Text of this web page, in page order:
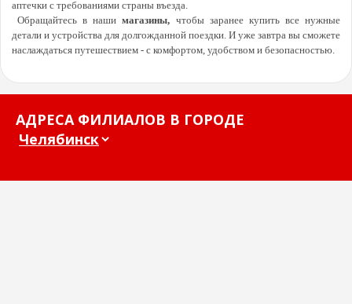
аптечки с требованиями страны въезда.
Обращайтесь в нашимагазины, чтобы заранее купить все нужные
детали и устройства для долгожданной поездки. И уже завтра вы сможете
наслаждаться путешествием - с комфортом, удобством и безопасностью.
АДРЕСА ФИЛИАЛОВ В ГОРОДЕ